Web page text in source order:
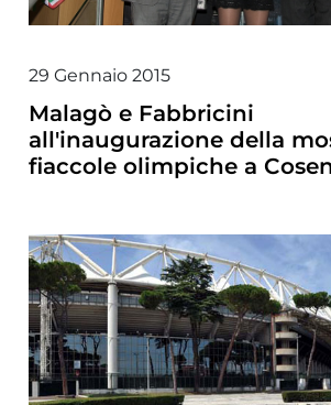
29 Gennaio 2015
Malagò e Fabbricini
all'inaugurazione della
fiaccole olimpiche a